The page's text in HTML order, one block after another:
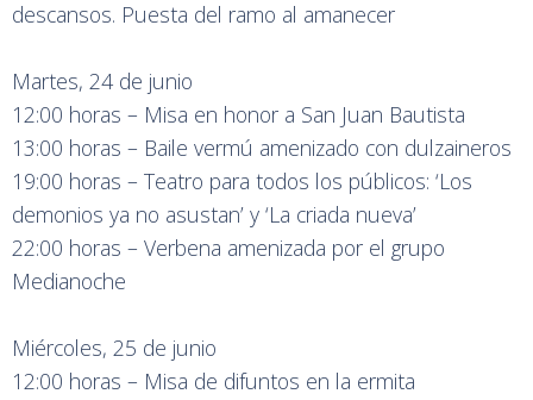
descansos. Puesta del ramo al amanecer
Martes, 24 de junio
12:00 horas – Misa en honor a San Juan Bautista
13:00 horas – Baile vermú amenizado con dulzaineros
19:00 horas – Teatro para todos los públicos: ‘Los
demonios ya no asustan’ y ‘La criada nueva’
22:00 horas – Verbena amenizada por el grupo
Medianoche
Miércoles, 25 de junio
12:00 horas – Misa de difuntos en la ermita